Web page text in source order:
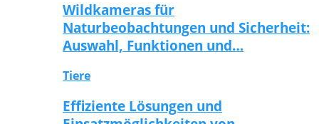
Wildkameras für
Naturbeobachtungen und Sicherheit:
Auswahl, Funktionen und…
Tiere
Effiziente Lösungen und